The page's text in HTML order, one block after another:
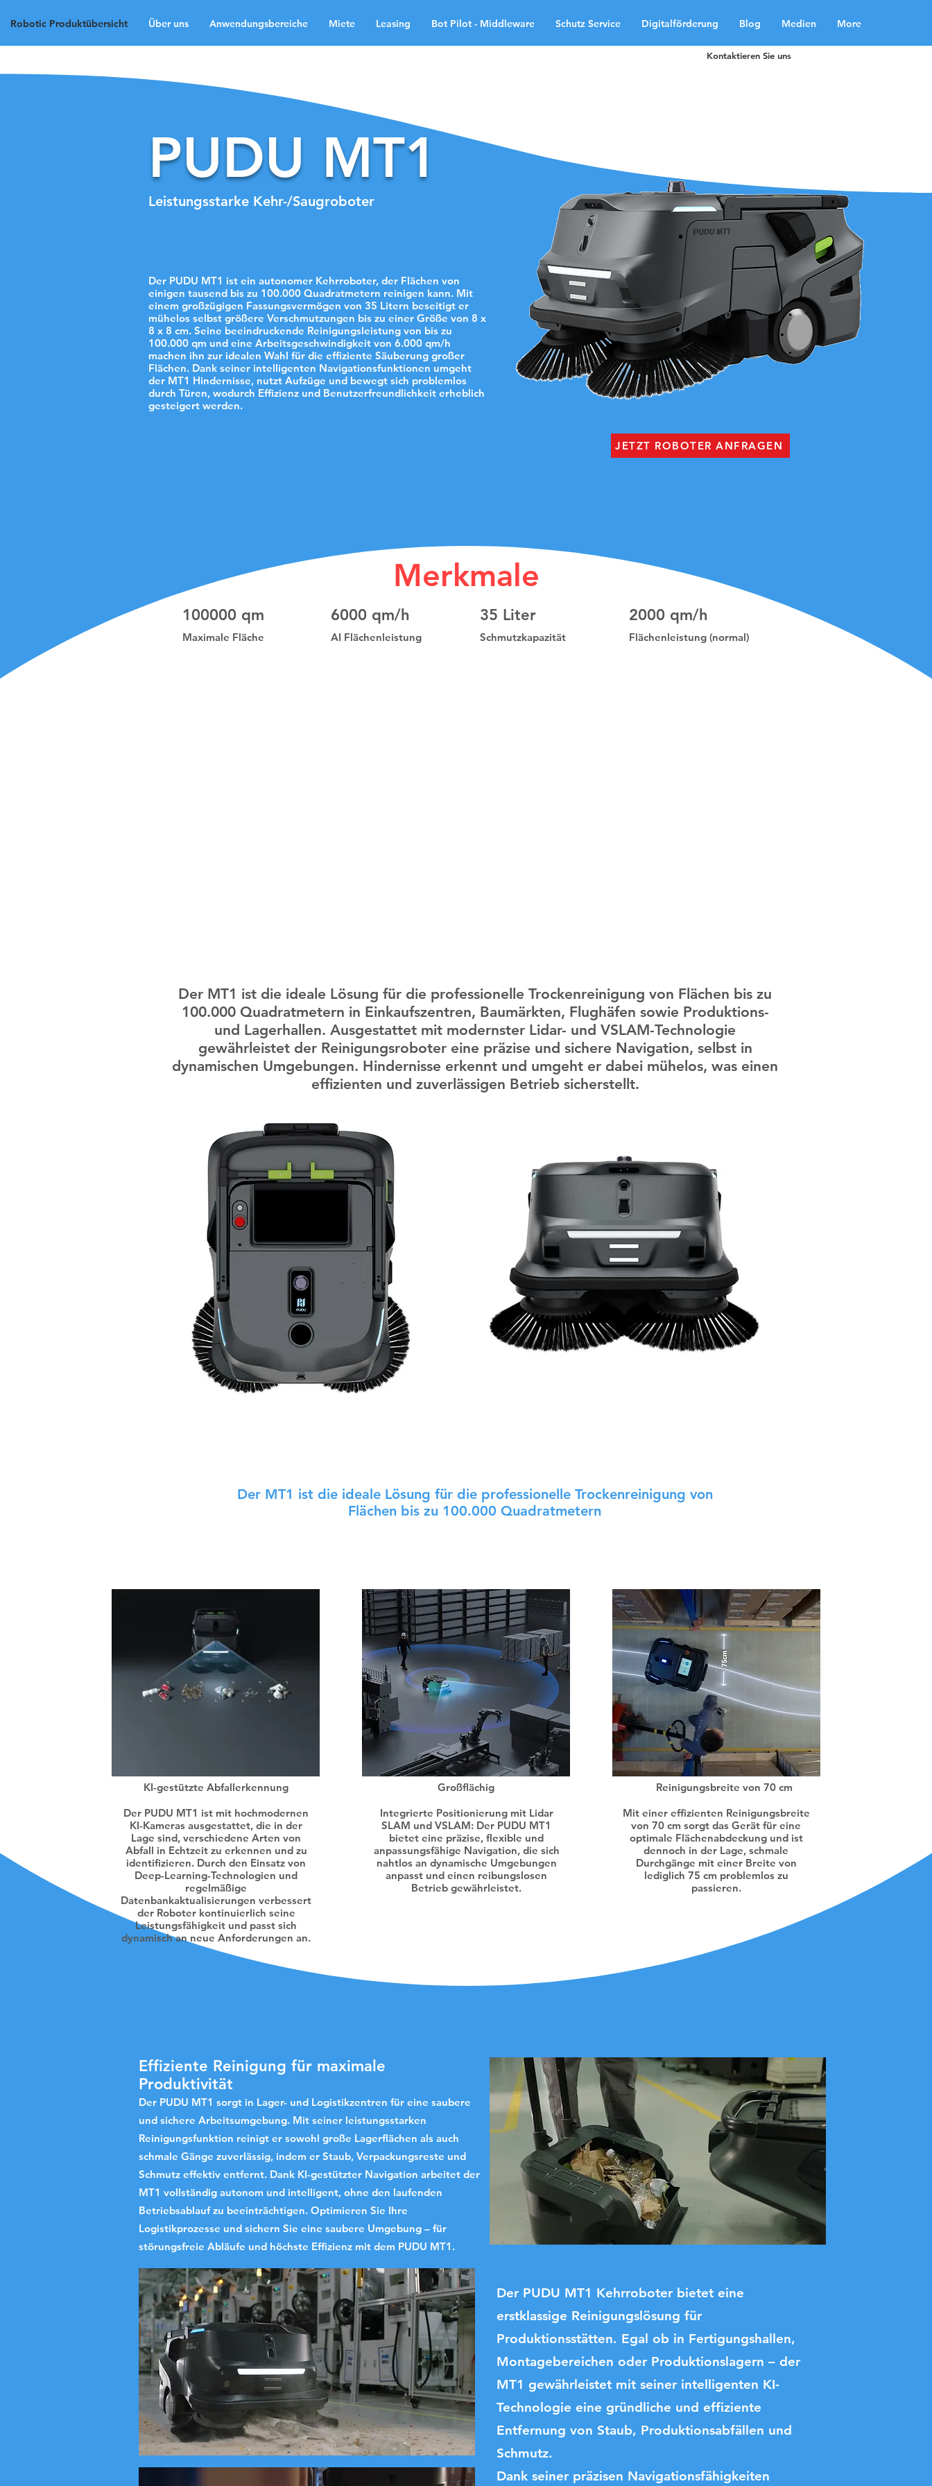
Robotic Produktübersicht Über uns Anwendungsbereiche Miete Leasing Bot Pilot - Middleware Schutz Service Digitalförderung Blog Medien More
Kontaktieren Sie uns
PUDU MT1
Leistungsstarke Kehr-/Saugroboter
Der PUDU MT1 ist ein autonomer Kehrroboter, der Flächen von
einigen tausend bis zu 100.000 Quadratmetern reinigen kann. Mit
einem großzügigen Fassungsvermögen von 35 Litern beseitigt er
mühelos selbst größere Verschmutzungen bis zu einer Größe von 8 x
8 x 8 cm. Seine beeindruckende Reinigungsleistung von bis zu
100.000 qm und eine Arbeitsgeschwindigkeit von 6.000 qm/h
machen ihn zur idealen Wahl für die effiziente Säuberung großer
Flächen. Dank seiner intelligenten Navigationsfunktionen umgeht
der MT1 Hindernisse, nutzt Aufzüge und bewegt sich problemlos
durch Türen, wodurch Effizienz und Benutzerfreundlichkeit erheblich
gesteigert werden.
JETZT ROBOTER ANFRAGEN
Merkmale
100000 qm
Maximale Fläche
6000 qm/h
AI Flächenleistung
35 Liter
Schmutzkapazität
2000 qm/h
Flächenleistung (normal)
Der MT1 ist die ideale Lösung für die professionelle Trockenreinigung von Flächen bis zu
100.000 Quadratmetern in Einkaufszentren, Baumärkten, Flughäfen sowie Produktions-
und Lagerhallen. Ausgestattet mit modernster Lidar- und VSLAM-Technologie
gewährleistet der Reinigungsroboter eine präzise und sichere Navigation, selbst in
dynamischen Umgebungen. Hindernisse erkennt und umgeht er dabei mühelos, was einen
effizienten und zuverlässigen Betrieb sicherstellt.
Der MT1 ist die ideale Lösung für die professionelle Trockenreinigung von
Flächen bis zu 100.000 Quadratmetern
KI-gestützte Abfallerkennung
Der PUDU MT1 ist mit hochmodernen
KI-Kameras ausgestattet, die in der
Lage sind, verschiedene Arten von
Abfall in Echtzeit zu erkennen und zu
identifizieren. Durch den Einsatz von
Deep-Learning-Technologien und
regelmäßige
Datenbankaktualisierungen verbessert
der Roboter kontinuierlich seine
Leistungsfähigkeit und passt sich
dynamisch an neue Anforderungen an.
Großflächig
Integrierte Positionierung mit Lidar
SLAM und VSLAM: Der PUDU MT1
bietet eine präzise, flexible und
anpassungsfähige Navigation, die sich
nahtlos an dynamische Umgebungen
anpasst und einen reibungslosen
Betrieb gewährleistet.
Reinigungsbreite von 70 cm
Mit einer effizienten Reinigungsbreite
von 70 cm sorgt das Gerät für eine
optimale Flächenabdeckung und ist
dennoch in der Lage, schmale
Durchgänge mit einer Breite von
lediglich 75 cm problemlos zu
passieren.
Effiziente Reinigung für maximale
Produktivität
Der PUDU MT1 sorgt in Lager- und Logistikzentren für eine saubere
und sichere Arbeitsumgebung. Mit seiner leistungsstarken
Reinigungsfunktion reinigt er sowohl große Lagerflächen als auch
schmale Gänge zuverlässig, indem er Staub, Verpackungsreste und
Schmutz effektiv entfernt. Dank KI-gestützter Navigation arbeitet der
MT1 vollständig autonom und intelligent, ohne den laufenden
Betriebsablauf zu beeinträchtigen. Optimieren Sie Ihre
Logistikprozesse und sichern Sie eine saubere Umgebung – für
störungsfreie Abläufe und höchste Effizienz mit dem PUDU MT1.
Der PUDU MT1 Kehrroboter bietet eine
erstklassige Reinigungslösung für
Produktionsstätten. Egal ob in Fertigungshallen,
Montagebereichen oder Produktionslagern – der
MT1 gewährleistet mit seiner intelligenten KI-
Technologie eine gründliche und effiziente
Entfernung von Staub, Produktionsabfällen und
Schmutz.
Dank seiner präzisen Navigationsfähigkeiten